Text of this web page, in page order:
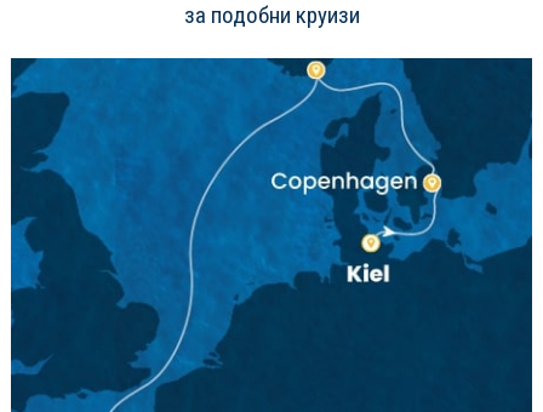
за подобни круизи